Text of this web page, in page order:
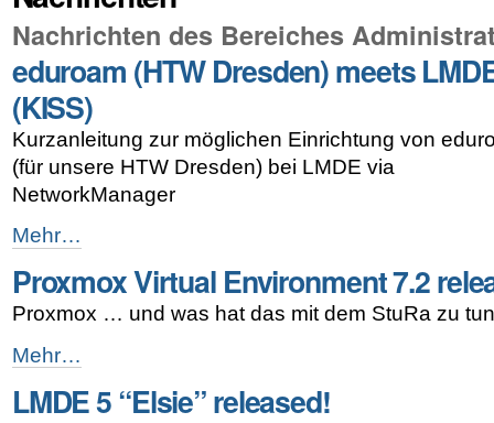
Nachrichten des Bereiches
eduroam (HTW Dresden) meets
(KISS)
Kurzanleitung zur möglichen Einrichtung von
(für unsere HTW Dresden) bei LMDE via
NetworkManager
eduroam
(HTW
Dresden)
meets
LMDE
Mehr…
Proxmox Virtual Environment 7.2
Proxmox … und was hat das mit dem StuRa zu
Proxmox
Virtual
Environment
7.2
Mehr…
LMDE 5 “Elsie” released!